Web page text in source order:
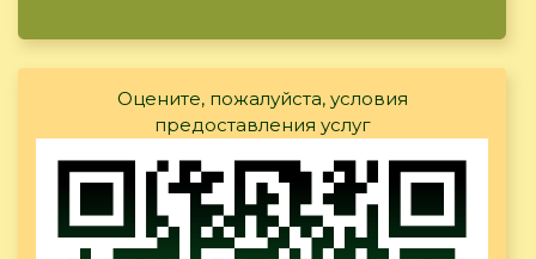
Оцените, пожалуйста, условия
предоставления услуг